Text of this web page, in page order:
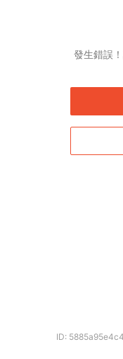
發生錯誤
ID: